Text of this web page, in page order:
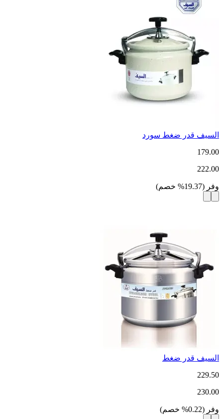
السيف قدر ضغط سورد
179.00
222.00
وفر (
19.37
% خصم)
السيف قدر ضغط
229.50
230.00
وفر (
0.22
% خصم)